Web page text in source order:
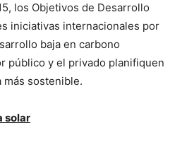
los Objetivos de Desarrollo
iniciativas internacionales por
baja en carbono
público y el privado planifiquen
sostenible.
solar